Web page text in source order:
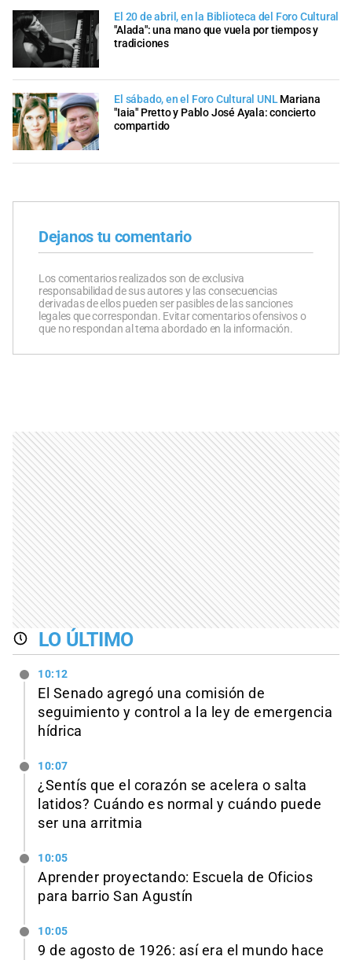
El 20 de abril, en la Biblioteca del Foro Cultural
"Alada": una mano que vuela por tiempos y
tradiciones
El sábado, en el Foro Cultural UNL Mariana
"Iaia" Pretto y Pablo José Ayala: concierto
compartido
Dejanos tu comentario
Los comentarios realizados son de exclusiva
responsabilidad de sus autores y las consecuencias
derivadas de ellos pueden ser pasibles de las sanciones
legales que correspondan. Evitar comentarios ofensivos o
que no respondan al tema abordado en la información.
LO ÚLTIMO
10:12
El Senado agregó una comisión de
seguimiento y control a la ley de emergencia
hídrica
10:07
¿Sentís que el corazón se acelera o salta
latidos? Cuándo es normal y cuándo puede
ser una arritmia
10:05
Aprender proyectando: Escuela de Oficios
para barrio San Agustín
10:05
9 de agosto de 1926: así era el mundo hace